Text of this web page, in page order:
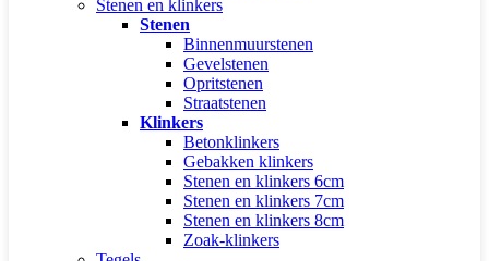
Stenen en klinkers
Stenen
Binnenmuurstenen
Gevelstenen
Opritstenen
Straatstenen
Klinkers
Betonklinkers
Gebakken klinkers
Stenen en klinkers 6cm
Stenen en klinkers 7cm
Stenen en klinkers 8cm
Zoak-klinkers